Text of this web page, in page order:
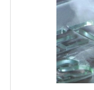
de Inox 430
de espessura /
até 5 mm de